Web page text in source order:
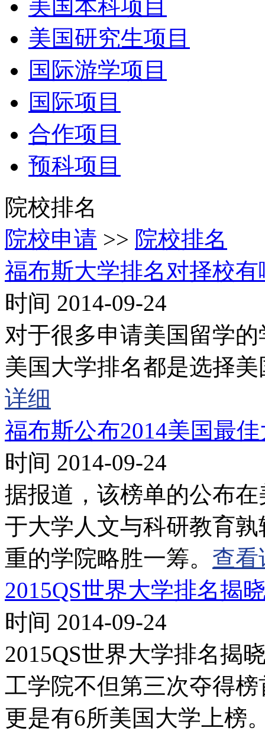
美国本科项目
美国研究生项目
国际游学项目
国际项目
合作项目
预科项目
院校排名
院校申请 >> 院校排名
福布斯大学排名对择校
时间 2014-09-24
对于很多申请美国留学
美国大学排名都是选择
详细
福布斯公布2014美国最
时间 2014-09-24
据报道，该榜单的公布
于大学人文与科研教育
重的学院略胜一筹。 查看
2015QS世界大学排名揭
时间 2014-09-24
2015QS世界大学排名揭
工学院不但第三次夺得
更是有6所美国大学上榜